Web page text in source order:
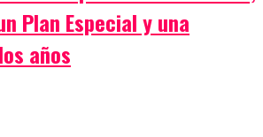
Plan Especial y una
años